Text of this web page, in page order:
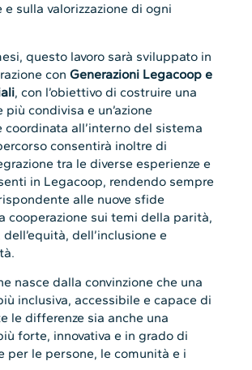
sulla valorizzazione di ogni
questo lavoro sarà sviluppato in
con Generazioni Legacoop e
, con l’obiettivo di costruire una
condivisa e un’azione
all’interno del sistema
consentirà inoltre di
tra le diverse esperienze e
in Legacoop, rendendo sempre
alle nuove sfide
cooperazione sui temi della parità,
dell’inclusione e
nasce dalla convinzione che una
inclusiva, accessibile e capace di
le differenze sia anche una
forte, innovativa e in grado di
per le persone, le comunità e i